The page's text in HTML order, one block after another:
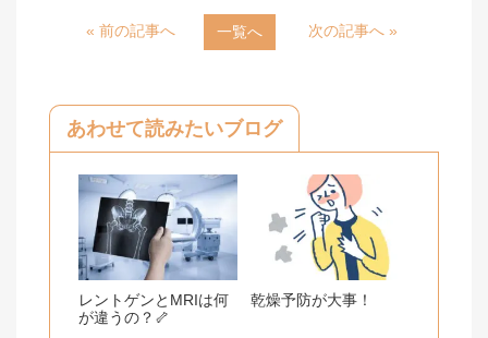
e e
o
o
k
« 前の記事へ 一覧へ 次の記事へ »
あわせて読みたいブログ
レントゲンとMRIは何
が違うの？🦴
乾燥予防が大事！